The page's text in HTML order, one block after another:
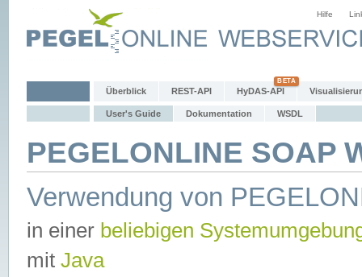
Hilfe
Überblick REST-API HyDAS-API
User's Guide Dokumentation WSDL
PEGELONLINE SOAP
Verwendung von
in einer beliebigen
mit Java